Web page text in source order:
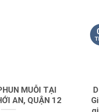
MUỖI TẠI
AN, QUẬN 12